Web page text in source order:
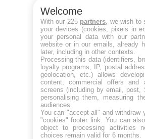
Welcome
With our 225 partners , we wish
your devices (cookies, pixels in
your personal data with our
website or in our emails, already
later, including in other contexts.
Processing this data (identifiers,
loyalty programs, IP, postal
geolocation, etc.) allows
content, commercial offers
screens (including by email, post,
personalising them, measuring
audiences.
You can "accept all" and
"cookies" footer link . You can
object to processing activities
choices remain valid for 6 months.